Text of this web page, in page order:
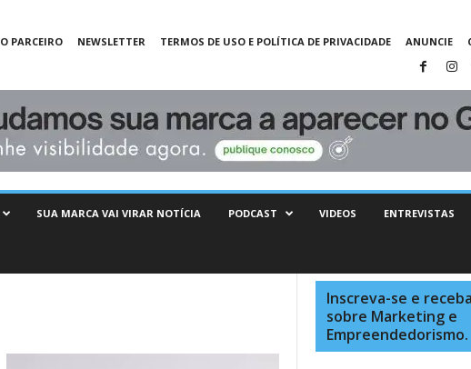
PARCEIRO NEWSLETTER TERMOS DE USO E POLÍTICA DE PRIVACIDADE ANUNCIE
SUA MARCA VAI VIRAR NOTÍCIA PODCAST VIDEOS ENTREVISTAS
Inscreva-se e
sobre Marketing e
Empreendedorismo.